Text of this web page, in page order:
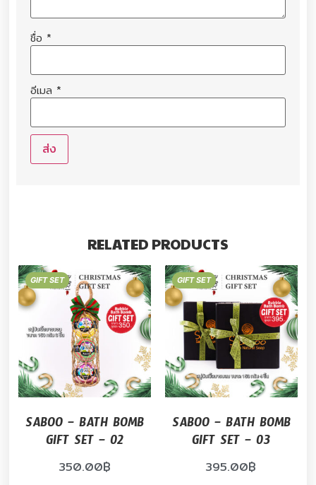
ชื่อ *
อีเมล *
RELATED PRODUCTS
GIFT SET
SABOO – BATH BOMB
GIFT SET – 02
350.00฿
GIFT SET
SABOO – BATH BOMB
GIFT SET – 03
395.00฿